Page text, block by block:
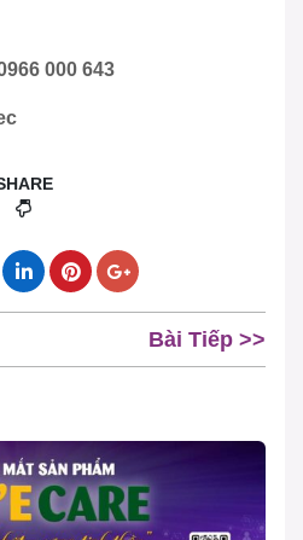
000 643
Bài Tiếp >>